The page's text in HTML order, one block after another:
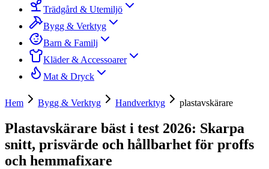
Trädgård & Utemiljö
Bygg & Verktyg
Barn & Familj
Kläder & Accessoarer
Mat & Dryck
Hem Bygg & Verktyg Handverktyg plastavskärare
Plastavskärare bäst i test 2026: Skarpa
snitt, prisvärde och hållbarhet för proffs
och hemmafixare